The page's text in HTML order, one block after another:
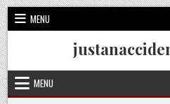
Skip
to
content
MENU
MENU